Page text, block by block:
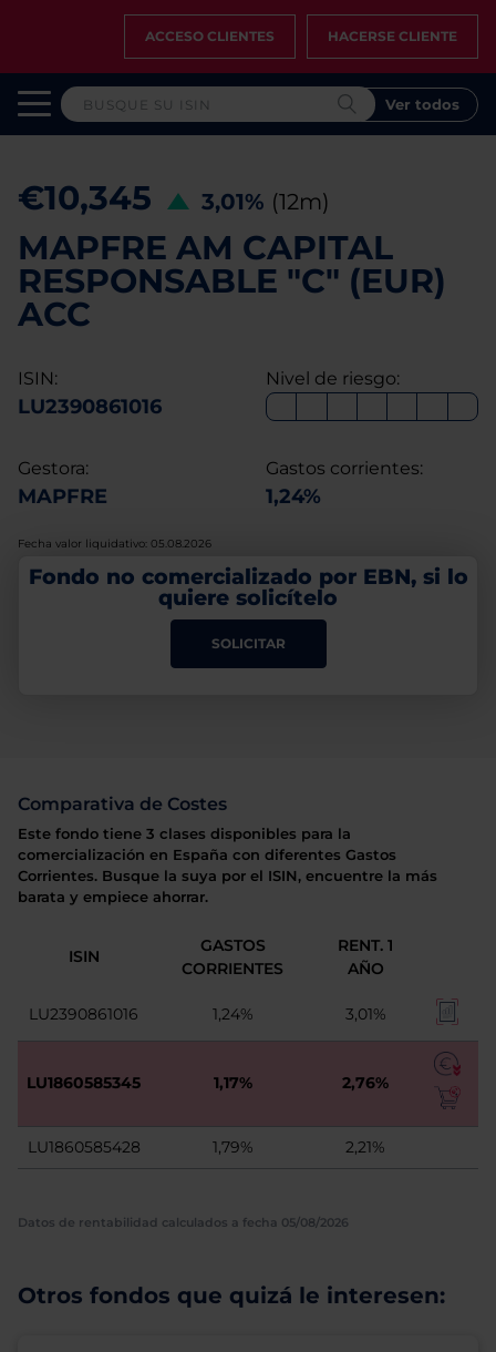
ACCESO CLIENTES HACERSE CLIENTE
Ver todos
€10,345 3,01% (12m)
MAPFRE AM CAPITAL
RESPONSABLE "C" (EUR)
ACC
ISIN:
LU2390861016
Nivel de riesgo:
Gestora:
MAPFRE
Gastos corrientes:
1,24%
Fecha valor liquidativo: 05.08.2026
Fondo no comercializado por EBN, si lo
quiere solicítelo
SOLICITAR
Comparativa de Costes
Este fondo tiene 3 clases disponibles para la
comercialización en España con diferentes Gastos
Corrientes. Busque la suya por el ISIN, encuentre la más
barata y empiece ahorrar.
ISIN
GASTOS
CORRIENTES
RENT. 1
AÑO
LU2390861016 1,24% 3,01%
LU1860585345 1,17% 2,76%
LU1860585428 1,79% 2,21%
Datos de rentabilidad calculados a fecha 05/08/2026
Otros fondos que quizá le interesen: